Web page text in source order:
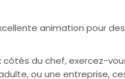
animation pour
côtés du chef, exercez-
ou une entreprise,